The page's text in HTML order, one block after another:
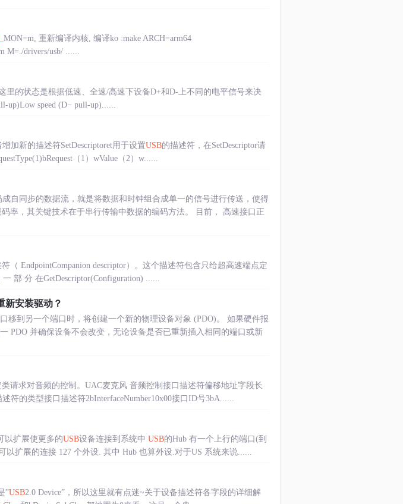
重新编译内核, 编译ko :make ARCH=arm64
M=./drivers/usb/ ......
里的状态是根据低速、全速/高速下设备D+和D-上不同的电平信号来决
up)Low speed (D− pull-up)......
加新的描述符SetDescriptoret用于设置USB的描述符，在SetDescriptor请
（1）wValue（2）w......
自同步的数据流，就是将数据和时钟组合成单一的信号进行传送，使得
率，其关键技术在于串行传输中数据的编码方法。 目前， 高速接口正
EndpointCompanion descriptor）。这个描述符包含只给超高速端点定
部 分 在GetDescriptor(Configuration) ......
新安装驱动？
移到另一个端口时，将创建一个新的物理设备对象 (PDO)。 如果硬件报
PDO 并确保设备不会改变，无论设备是否已重新插入相同的端口或新
请求对音频的控制。UAC麦克风 音频控制接口描述符偏移地址字段长
符的类型接口描述符2bInterfaceNumber10x00接口ID号3bA......
以扩展使更多的USB设备连接到系统中 USB的Hub 有一个上行的端口(到
扩展的连接 127 个外设. 其中 Hub 也算外设.对于US 系统来说......
”USB2.0 Device”，所以这里就有点迷~关于设备描述符各字段的详细解